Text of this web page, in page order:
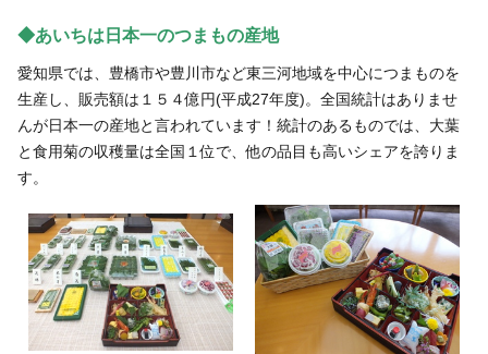
アルバイト採用
リンク集
広報誌「かけはし」
お問い合わせ
直営飲食店
JA-SS
JA葬祭
「あいちJA-SS」公式サイト
「JA葬祭あいち」紹介ページ
JAの賃貸住宅
牛肉・豚肉・鶏卵を生産の皆様へ
あいち産 畜産物情報ニュース
農畜産物衛生研究所
肥料・農薬について
肥料＆農薬通信
安心・安全の取り組みについて
◆あいちは日本一のつまもの産地
愛知県では、豊橋市や豊川市など東三河地域を中心につまものを
生産し、販売額は１５４億円(平成27年度)。全国統計はありませ
んが日本一の産地と言われています！統計のあるものでは、大葉
と食用菊の収穫量は全国１位で、他の品目も高いシェアを誇りま
す。